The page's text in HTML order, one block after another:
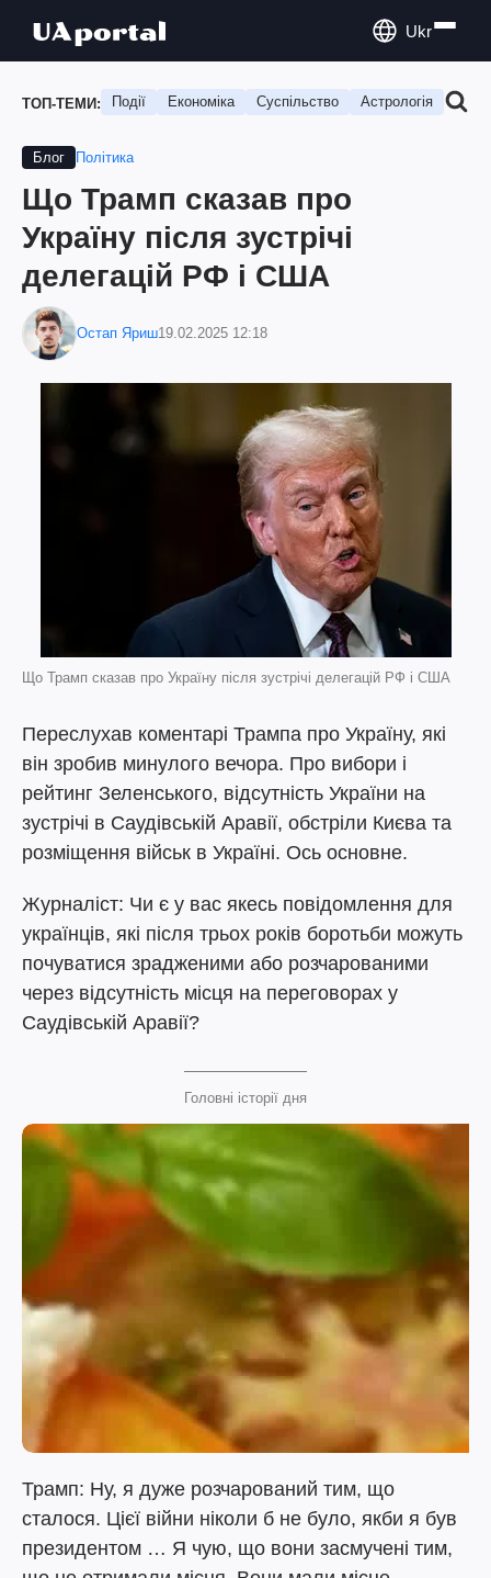
Ukr
ТОП-ТЕМИ: Події Економіка Суспільство Астрологія
Блог Політика
Що Трамп сказав про
Україну після зустрічі
делегацій РФ і США
Остап Яриш19.02.2025 12:18
Що Трамп сказав про Україну після зустрічі делегацій РФ і США
Переслухав коментарі Трампа про Україну, які
він зробив минулого вечора. Про вибори і
рейтинг Зеленського, відсутність України на
зустрічі в Саудівській Аравії, обстріли Києва та
розміщення військ в Україні. Ось основне.
Журналіст: Чи є у вас якесь повідомлення для
українців, які після трьох років боротьби можуть
почуватися зрадженими або розчарованими
через відсутність місця на переговорах у
Саудівській Аравії?
Головні історії дня
Трамп: Ну, я дуже розчарований тим, що
сталося. Цієї війни ніколи б не було, якби я був
президентом … Я чую, що вони засмучені тим,